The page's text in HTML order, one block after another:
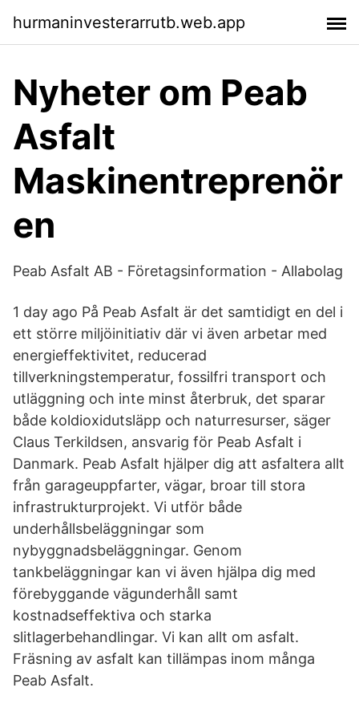
hurmaninvesterarrutb.web.app
Nyheter om Peab
Asfalt
Maskinentreprenör
en
Peab Asfalt AB - Företagsinformation - Allabolag
1 day ago På Peab Asfalt är det samtidigt en del i
ett större miljöinitiativ där vi även arbetar med
energieffektivitet, reducerad
tillverkningstemperatur, fossilfri transport och
utläggning och inte minst återbruk, det sparar
både koldioxidutsläpp och naturresurser, säger
Claus Terkildsen, ansvarig för Peab Asfalt i
Danmark. Peab Asfalt hjälper dig att asfaltera allt
från garageuppfarter, vägar, broar till stora
infrastrukturprojekt. Vi utför både
underhållsbeläggningar som
nybyggnadsbeläggningar. Genom
tankbeläggningar kan vi även hjälpa dig med
förebyggande vägunderhåll samt
kostnadseffektiva och starka
slitlagerbehandlingar. Vi kan allt om asfalt.
Fräsning av asfalt kan tillämpas inom många
Peab Asfalt.